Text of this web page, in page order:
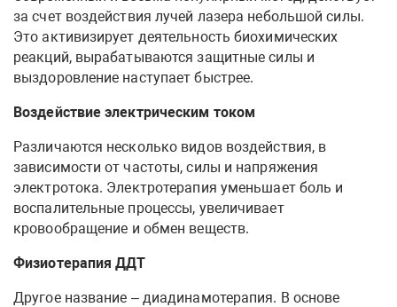
за счет воздействия лучей лазера небольшой силы.
Это активизирует деятельность биохимических
реакций, вырабатываются защитные силы и
выздоровление наступает быстрее.
Воздействие электрическим током
Различаются несколько видов воздействия, в
зависимости от частоты, силы и напряжения
электротока. Электротерапия уменьшает боль и
воспалительные процессы, увеличивает
кровообращение и обмен веществ.
Физиотерапия ДДТ
Другое название – диадинамотерапия. В основе